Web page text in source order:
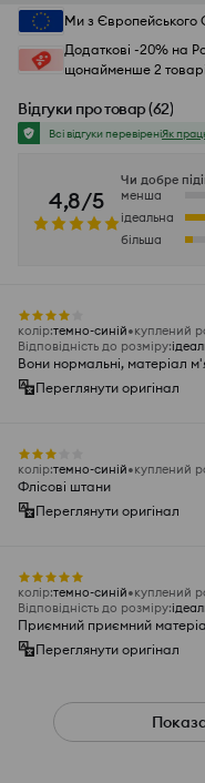
Ми з Європейського
Додаткові -20% на
щонайменше 2
Відгуки про товар(62)
Всі відгуки перевіреніЯк
4,8/5
Чи добре
менша
ідеальна
більша
колір:темно-синій куплений
Відповідність до розміру:
Вони нормальні, матеріал
Переглянути оригінал
колір:темно-синій куплений
Флісові штани
Переглянути оригінал
колір:темно-синій куплений
Відповідність до розміру:
Приємний приємний
Переглянути оригінал